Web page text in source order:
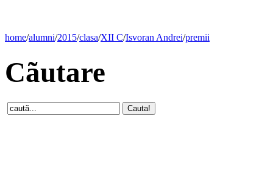
home/alumni/2015/clasa/XII C/Isvoran Andrei/premii
Cãutare